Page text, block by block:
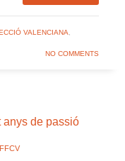
VALENCIANA
NO COMMENTS
anys de passió